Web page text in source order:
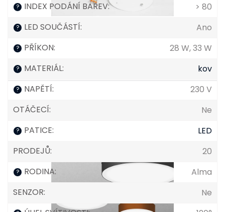
? INDEX PODÁNÍ BAREV: > 80
? LED SOUČÁSTÍ: Ano
? PŘÍKON: 28 W, 33 W
? MATERIÁL: kov
? NAPĚTÍ:
230 V
OTÁČECÍ: Ne
? PATICE:
LED
PRODEJŮ: 20
? RODINA:
Alma
SENZOR: Ne